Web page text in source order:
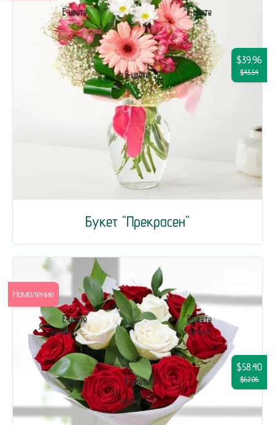
Букет "Прекрасен"
$39.96
$43.54
$58.40
$62.06
Намаление